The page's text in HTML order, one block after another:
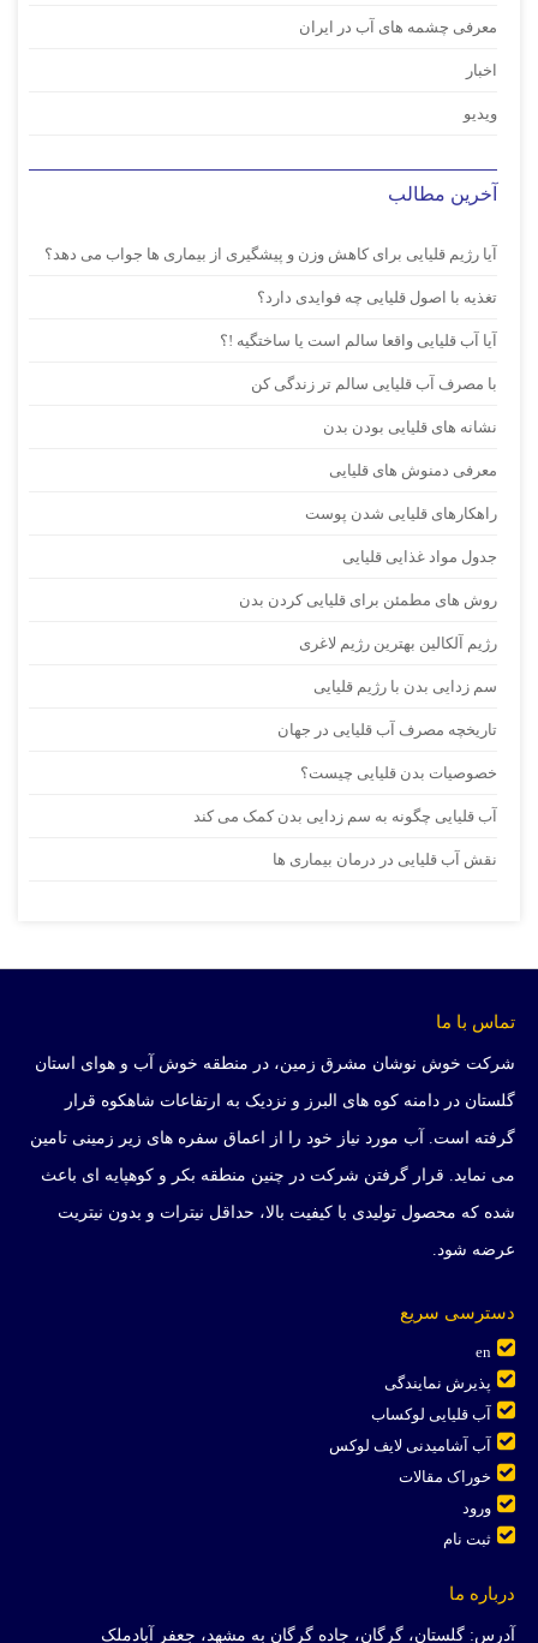
معرفی چشمه های آب در ایران
اخبار
ویدیو
آخرین مطالب
آیا رژیم قلیایی برای کاهش وزن و پیشگیری از بیماری ها جواب می دهد؟
تغذیه با اصول قلیایی چه فوایدی دارد؟
آیا آب قلیایی واقعا سالم است یا ساختگیه !؟
با مصرف آب قلیایی سالم تر زندگی کن
نشانه های قلیایی بودن بدن
معرفی دمنوش های قلیایی
راهکارهای قلیایی شدن پوست
جدول مواد غذایی قلیایی
روش های مطمئن برای قلیایی کردن بدن
رژیم آلکالین بهترین رژیم لاغری
سم زدایی بدن با رژیم قلیایی
تاریخچه مصرف آب قلیایی در جهان
خصوصیات بدن قلیایی چیست؟
آب قلیایی چگونه به سم زدایی بدن کمک می کند
نقش آب قلیایی در درمان بیماری ها
تماس با ما
شرکت خوش نوشان مشرق زمین، در منطقه خوش آب و هوای استان
گلستان در دامنه کوه های البرز و نزدیک به ارتفاعات شاهکوه قرار
گرفته است. آب مورد نیاز خود را از اعماق سفره های زیر زمینی تامین
می نماید. قرار گرفتن شرکت در چنین منطقه بکر و کوهپایه ای باعث
شده که محصول تولیدی با کیفیت بالا، حداقل نیترات و بدون نیتریت
عرضه شود.
دسترسی سریع
en
پذیرش نمایندگی
آب قلیایی لوکساب
آب آشامیدنی لایف لوکس
خوراک مقالات
ورود
ثبت نام
درباره ما
آدرس: گلستان، گرگان، جاده گرگان به مشهد، جعفر آبادملک